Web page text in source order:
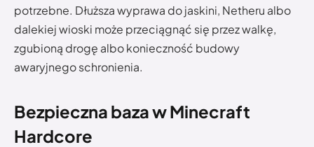
potrzebne. Dłuższa wyprawa do jaskini, Netheru albo
dalekiej wioski może przeciągnąć się przez walkę,
zgubioną drogę albo konieczność budowy
awaryjnego schronienia.
Bezpieczna baza w Minecraft
Hardcore